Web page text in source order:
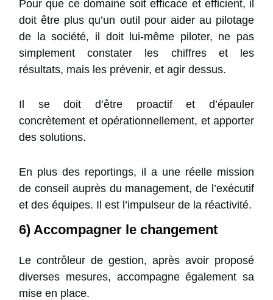
Pour que ce domaine soit efficace et efficient, il
doit être plus qu’un outil pour aider au pilotage
de la société, il doit lui-même piloter, ne pas
simplement constater les chiffres et les
résultats, mais les prévenir, et agir dessus.
Il se doit d’être proactif et d’épauler
concrètement et opérationnellement, et apporter
des solutions.
En plus des reportings, il a une réelle mission
de conseil auprès du management, de l’exécutif
et des équipes. Il est l’impulseur de la réactivité.
6) Accompagner le changement
Le contrôleur de gestion, après avoir proposé
diverses mesures, accompagne également sa
mise en place.